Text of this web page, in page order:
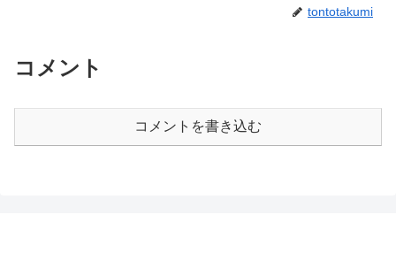
tontotakumi
コメント
コメントを書き込む